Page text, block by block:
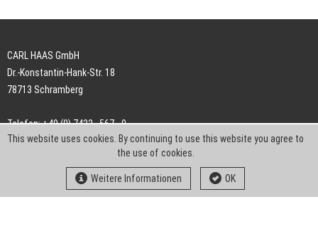
CARL HAAS GmbH
Dr.-Konstantin-Hank-Str. 18
78713 Schramberg
Telefon: +49 (0) 7422 . 567 - 0
Telefax: +49 (0) 7422 . 567 - 239
info-ch@kern-liebers.com
This website uses cookies. By continuing to use this website you agree to
the use of cookies.
Weitere Informationen OK